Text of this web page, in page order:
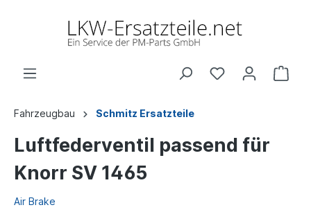
Fahrzeugbau Schmitz Ersatzteile
Luftfederventil passend für
Knorr SV 1465
Air Brake